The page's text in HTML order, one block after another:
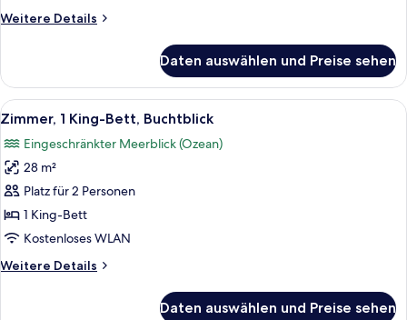
Weitere Details
Weitere
1 King-
Bett
Daten auswählen und Preise sehen
Alle
Fotos
für
Zimmer,
1 King-
Bett,
Buchtblick
Ein Zimmer mit Backsteinwand,
13
Zimmer, 1 King-Bett, Buchtblick
Eingeschränkter Meerblick (Ozean)
28 m²
Platz für 2 Personen
1 King-Bett
Kostenloses WLAN
Weitere Details
Weitere
Daten auswählen und Preise sehen